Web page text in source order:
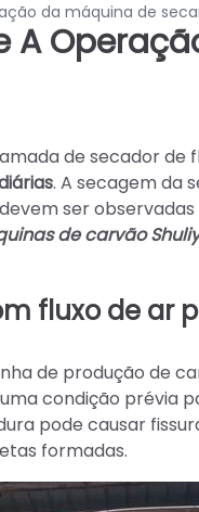
da máquina de
de secador de
. A secagem da
ser
de carvão Shuliy
fluxo de ar
de produção de
condição prévia
pode causar
formadas.